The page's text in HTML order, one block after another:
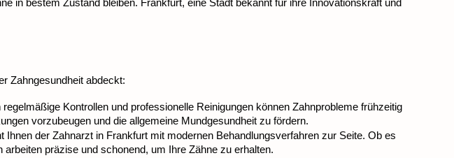
in bestem Zustand bleiben. Frankfurt, eine Stadt bekannt für ihre Innovationskraft und
Zahngesundheit abdeckt:
regelmäßige Kontrollen und professionelle Reinigungen können Zahnprobleme frühzeitig
vorzubeugen und die allgemeine Mundgesundheit zu fördern.
der Zahnarzt in Frankfurt mit modernen Behandlungsverfahren zur Seite. Ob es
präzise und schonend, um Ihre Zähne zu erhalten.